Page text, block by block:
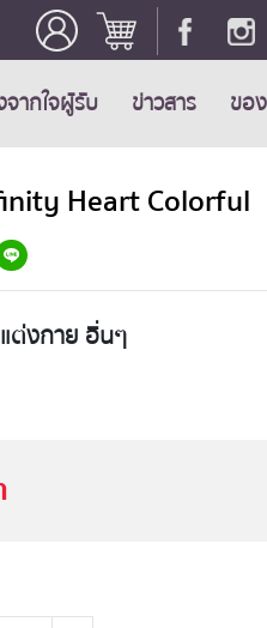
จากใจผู้รับ ข่าวสาร ขอ
Heart Colorful
ต่งกาย อื่นๆ